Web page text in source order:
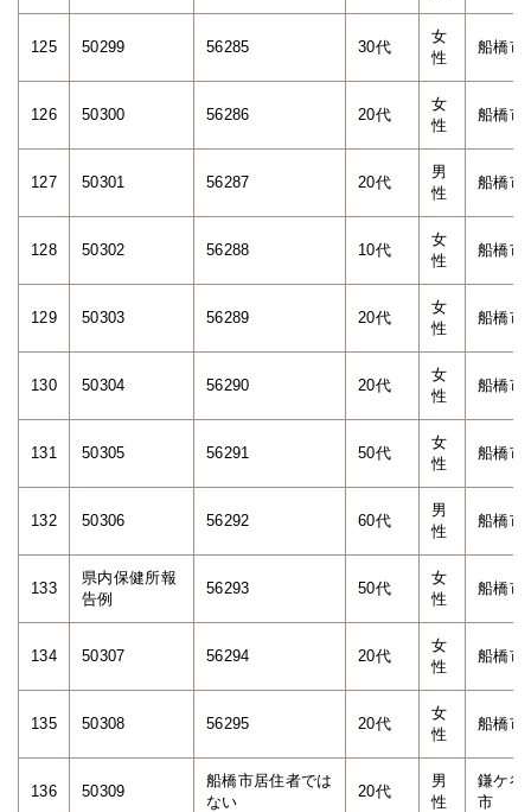
125 50299 56285 30代
女
性
船橋市
126 50300 56286 20代
女
性
船橋市
127 50301 56287 20代
男
性
船橋市
128 50302 56288 10代
女
性
船橋市
129 50303 56289 20代
女
性
船橋市
130 50304 56290 20代
女
性
船橋市
131 50305 56291 50代
女
性
船橋市
132 50306 56292 60代
男
性
船橋市
133
県内保健所報
告例
56293 50代
女
性
船橋市
134 50307 56294 20代
女
性
船橋市
135 50308 56295 20代
女
性
船橋市
136 50309
船橋市居住者では
ない
20代
男
性
鎌ケ谷
市